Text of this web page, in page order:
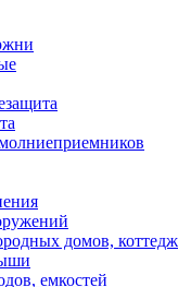
домов,
емкостей